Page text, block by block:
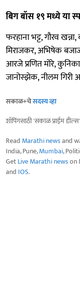
बिग बॉस १९ मध्ये या
फरहाना भट्ट, गौरव
मिराजकर, अभिषेक
आरजे प्रणित मोरे,
जानोस्झेक, नीलम
सकाळ+चेसदस्य व्हा
शॉपिंगसाठी 'सकाळ प्राईम
Read Marathi newsand
India, Pune,Mumbai,
GetLive Marathi newson
and IOS.